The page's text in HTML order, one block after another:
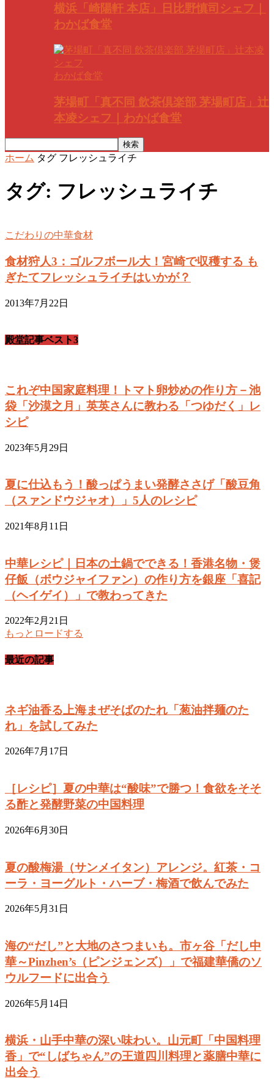
横浜「崎陽軒 本店」日比野慎司シェフ｜
わかば食堂
わかば食堂
茅場町「真不同 飲茶倶楽部 茅場町店」辻
本凌シェフ｜わかば食堂
ホーム タグ フレッシュライチ
タグ: フレッシュライチ
こだわりの中華食材
食材狩人3：ゴルフボール大！宮崎で収穫する も
ぎたてフレッシュライチはいかが？
2013年7月22日
殿堂記事ベスト3
これぞ中国家庭料理！トマト卵炒めの作り方－池
袋「沙漠之月」英英さんに教わる「つゆだく」レ
シピ
2023年5月29日
夏に仕込もう！酸っぱうまい発酵ささげ「酸豆角
（スァンドウジャオ）」5人のレシピ
2021年8月11日
中華レシピ｜日本の土鍋でできる！香港名物・煲
仔飯（ボウジャイファン）の作り方を銀座「喜記
（ヘイゲイ）」で教わってきた
2022年2月21日
もっとロードする
最近の記事
ネギ油香る上海まぜそばのたれ「葱油拌麺のた
れ」を試してみた
2026年7月17日
［レシピ］夏の中華は“酸味”で勝つ！食欲をそそ
る酢と発酵野菜の中国料理
2026年6月30日
夏の酸梅湯（サンメイタン）アレンジ。紅茶・コ
ーラ・ヨーグルト・ハーブ・梅酒で飲んでみた
2026年5月31日
海の“だし”と大地のさつまいも。市ヶ谷「だし中
華～Pinzhen’s（ピンジェンズ）」で福建華僑のソ
ウルフードに出合う
2026年5月14日
横浜・山手中華の深い味わい。山元町「中国料理
香」で“しばちゃん”の王道四川料理と薬膳中華に
出会う